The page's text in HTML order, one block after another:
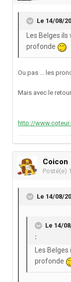
Le 14/08/
Les Belges
profonde
Ou pas ... les
Mais avec le
http://
Coicon
Posté(e)
Le 14/08/
Le 14/
:
Les
profonde